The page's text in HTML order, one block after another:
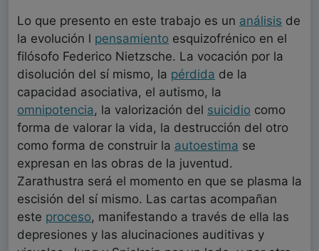
Lo que presento en este trabajo es un análisis de
la evolución l pensamiento esquizofrénico en el
filósofo Federico Nietzsche. La vocación por la
disolución del sí mismo, la pérdida de la
capacidad asociativa, el autismo, la
omnipotencia, la valorización del suicidio como
forma de valorar la vida, la destrucción del otro
como forma de construir la autoestima se
expresan en las obras de la juventud.
Zarathustra será el momento en que se plasma la
escisión del sí mismo. Las cartas acompañan
este proceso, manifestando a través de ella las
depresiones y las alucinaciones auditivas y